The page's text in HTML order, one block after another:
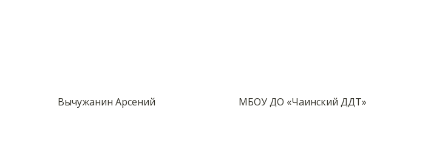
Вычужанин Арсений МБОУ ДО «Чаинский ДДТ»